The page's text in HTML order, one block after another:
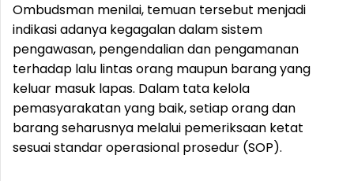
Ombudsman menilai, temuan tersebut menjadi
indikasi adanya kegagalan dalam sistem
pengawasan, pengendalian dan pengamanan
terhadap lalu lintas orang maupun barang yang
keluar masuk lapas. Dalam tata kelola
pemasyarakatan yang baik, setiap orang dan
barang seharusnya melalui pemeriksaan ketat
sesuai standar operasional prosedur (SOP).